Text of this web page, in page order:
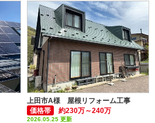
上田市A様 屋根リフォーム工事
価格帯
約230万～240万
2026.05.25 更新